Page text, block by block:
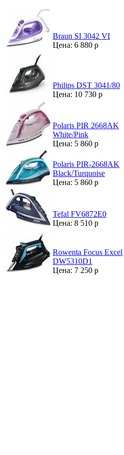
Braun SI 3042 VI
Цена: 6 880 р
Philips DST 3041/80
Цена: 10 730 р
Polaris PIR 2668AK
White/Pink
Цена: 5 860 р
Polaris PIR-2668AK
Black/Turquoise
Цена: 5 860 р
Tefal FV6872E0
Цена: 8 510 р
Rowenta Focus Excel
DW5310D1
Цена: 7 250 р